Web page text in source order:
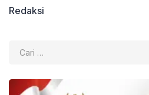
Redaksi
untuk: